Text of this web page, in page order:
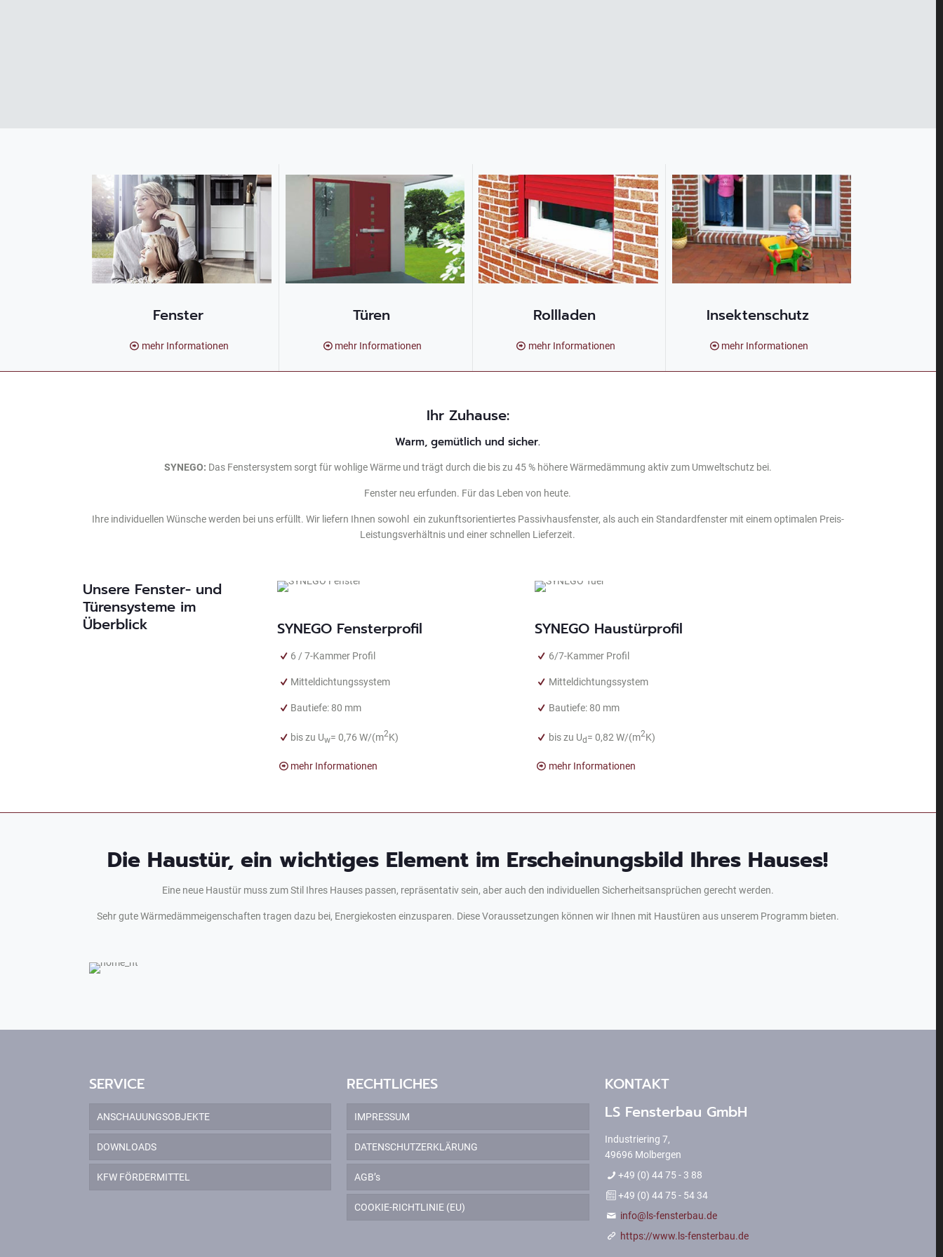
Fenster
mehr Informationen
Türen
mehr Informationen
Rollladen
mehr Informationen
Insektenschutz
mehr Informationen
Ihr Zuhause:
Warm, gemütlich und sicher.
SYNEGO: Das Fenstersystem sorgt für wohlige Wärme und trägt durch die bis zu 45 % höhere Wärmedämmung aktiv zum Umweltschutz bei.
Fenster neu erfunden. Für das Leben von heute.
Ihre individuellen Wünsche werden bei uns erfüllt. Wir liefern Ihnen sowohl ein zukunftsorientiertes Passivhausfenster, als auch ein Standardfenster mit einem optimalen Preis-
Leistungsverhältnis und einer schnellen Lieferzeit.
Unsere Fenster- und
Türensysteme im
Überblick
SYNEGO Fensterprofil
6 / 7-Kammer Profil
Mitteldichtungssystem
Bautiefe: 80 mm
bis zu Uw= 0,76 W/(m2K)
mehr Informationen
SYNEGO Haustürprofil
6/7-Kammer Profil
Mitteldichtungssystem
Bautiefe: 80 mm
bis zu Ud = 0,82 W/(m2K)
mehr Informationen
Die Haustür, ein wichtiges Element im Erscheinungsbild Ihres Hauses!
Eine neue Haustür muss zum Stil Ihres Hauses passen, repräsentativ sein, aber auch den individuellen Sicherheitsansprüchen gerecht werden.
Sehr gute Wärmedämmeigenschaften tragen dazu bei, Energiekosten einzusparen. Diese Voraussetzungen können wir Ihnen mit Haustüren aus unserem Programm bieten.
SERVICE
ANSCHAUUNGSOBJEKTE
DOWNLOADS
KFW FÖRDERMITTEL
RECHTLICHES
IMPRESSUM
DATENSCHUTZERKLÄRUNG
AGB’s
COOKIE-RICHTLINIE (EU)
KONTAKT
LS Fensterbau GmbH
Industriering 7,
49696 Molbergen
+49 (0) 44 75 - 3 88
+49 (0) 44 75 - 54 34
info@ls-fensterbau.de
https://www.ls-fensterbau.de